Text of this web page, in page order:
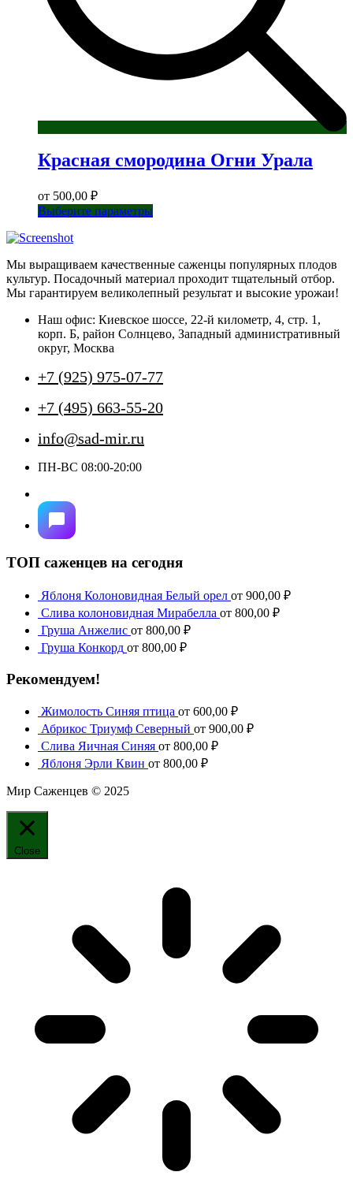
Красная смородина Огни Урала
от 500,00 ₽
Выберите параметрыЭтот
вариаций.
Опции
можно
на
странице
Мы выращиваем качественные саженцы популярных плодов
культур. Посадочный материал проходит тщательный отбор.
Мы гарантируем великолепный результат и высокие урожаи!
Наш офис: Киевское шоссе, 22-й километр, 4, стр. 1,
корп. Б, район Солнцево, Западный административный
округ, Москва
+7 (925) 975-07-77
+7 (495) 663-55-20
info@sad-mir.ru
ПН-ВС 08:00-20:00
ТОП саженцев на сегодня
Яблоня Колоновидная Белый орел от 900,00 ₽
Слива колоновидная Мирабелла от 800,00 ₽
Груша Анжелис от 800,00 ₽
Груша Конкорд от 800,00 ₽
Рекомендуем!
Жимолость Синяя птица от 600,00 ₽
Абрикос Триумф Северный от 900,00 ₽
Слива Яичная Синяя от 800,00 ₽
Яблоня Эрли Квин от 800,00 ₽
Мир Саженцев © 2025
Close